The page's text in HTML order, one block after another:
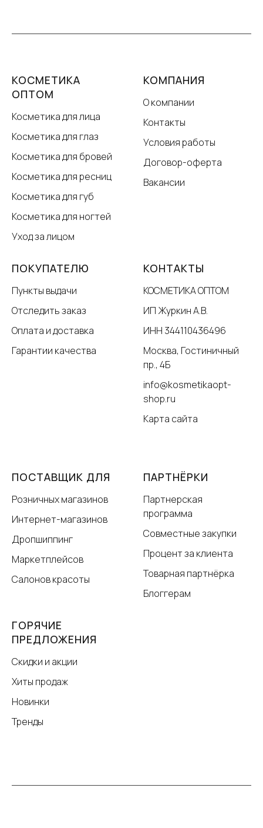
КОСМЕТИКА
ОПТОМ
Косметика для лица
Косметика для глаз
Косметика для бровей
Косметика для ресниц
Косметика для губ
Косметика для ногтей
Уход за лицом
КОМПАНИЯ
О компании
Контакты
Условия работы
Договор-оферта
Вакансии
ПОКУПАТЕЛЮ
Пункты выдачи
Отследить заказ
Оплата и доставка
Гарантии качества
КОНТАКТЫ
КОСМЕТИКА ОПТОМ
ИП Журкин А.В.
ИНН 344110436496
Москва, Гостиничный
пр., 4Б
info@kosmetikaopt-
shop.ru
Карта сайта
ПОСТАВЩИК ДЛЯ
Розничных магазинов
Интернет-магазинов
Дропшиппинг
Маркетплейсов
Салонов красоты
ПАРТНЁРКИ
Партнерская
программа
Совместные закупки
Процент за клиента
Товарная партнёрка
Блоггерам
ГОРЯЧИЕ
ПРЕДЛОЖЕНИЯ
Скидки и акции
Хиты продаж
Новинки
Тренды